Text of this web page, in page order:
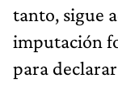
tanto, sigue
imputación
para